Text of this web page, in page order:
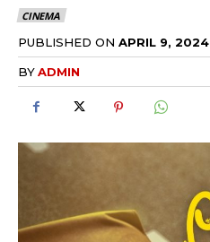
CINEMA
PUBLISHED ON APRIL 9, 2024
BYADMIN